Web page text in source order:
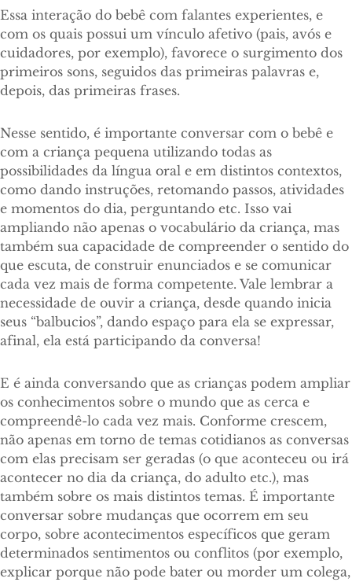
Essa interação do bebê com falantes experientes, e
com os quais possui um vínculo afetivo (pais, avós e
cuidadores, por exemplo), favorece o surgimento dos
primeiros sons, seguidos das primeiras palavras e,
depois, das primeiras frases.
Nesse sentido, é importante conversar com o bebê e
com a criança pequena utilizando todas as
possibilidades da língua oral e em distintos contextos,
como dando instruções, retomando passos, atividades
e momentos do dia, perguntando etc. Isso vai
ampliando não apenas o vocabulário da criança, mas
também sua capacidade de compreender o sentido do
que escuta, de construir enunciados e se comunicar
cada vez mais de forma competente. Vale lembrar a
necessidade de ouvir a criança, desde quando inicia
seus “balbucios”, dando espaço para ela se expressar,
afinal, ela está participando da conversa!
E é ainda conversando que as crianças podem ampliar
os conhecimentos sobre o mundo que as cerca e
compreendê-lo cada vez mais. Conforme crescem,
não apenas em torno de temas cotidianos as conversas
com elas precisam ser geradas (o que aconteceu ou irá
acontecer no dia da criança, do adulto etc.), mas
também sobre os mais distintos temas. É importante
conversar sobre mudanças que ocorrem em seu
corpo, sobre acontecimentos específicos que geram
determinados sentimentos ou conflitos (por exemplo,
explicar porque não pode bater ou morder um colega,